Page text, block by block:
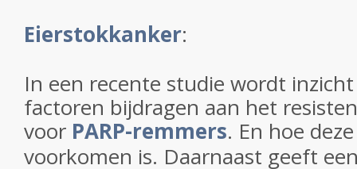
Eierstokkanker:
In een recente studie wordt
factoren bijdragen aan het
voor PARP-remmers. En hoe
voorkomen is. Daarnaast geeft